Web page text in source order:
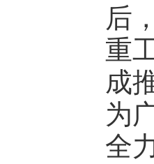
后
重
成
为
全